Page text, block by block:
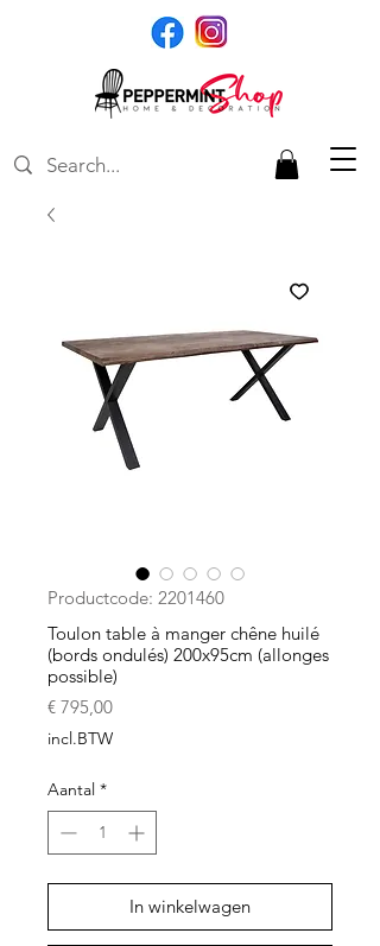
Productcode: 2201460
Toulon table à manger chêne huilé
(bords ondulés) 200x95cm (allonges
possible)
€ 795,00Prijs
incl.BTW
Aantal *
In winkelwagen